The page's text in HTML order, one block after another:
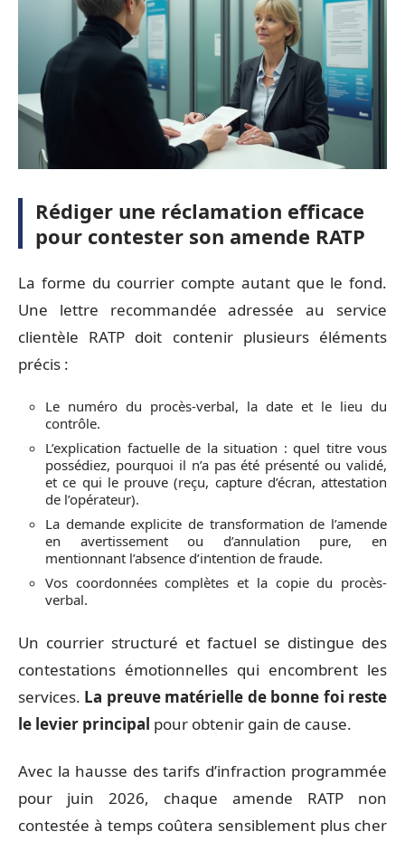
Rédiger une réclamation efficace
pour contester son amende RATP
La forme du courrier compte autant que le fond.
Une lettre recommandée adressée au service
clientèle RATP doit contenir plusieurs éléments
précis :
Le numéro du procès-verbal, la date et le lieu du
contrôle.
L’explication factuelle de la situation : quel titre vous
possédiez, pourquoi il n’a pas été présenté ou validé,
et ce qui le prouve (reçu, capture d’écran, attestation
de l’opérateur).
La demande explicite de transformation de l’amende
en avertissement ou d’annulation pure, en
mentionnant l’absence d’intention de fraude.
Vos coordonnées complètes et la copie du procès-
verbal.
Un courrier structuré et factuel se distingue des
contestations émotionnelles qui encombrent les
services. La preuve matérielle de bonne foi reste
le levier principal pour obtenir gain de cause.
Avec la hausse des tarifs d’infraction programmée
pour juin 2026, chaque amende RATP non
contestée à temps coûtera sensiblement plus cher